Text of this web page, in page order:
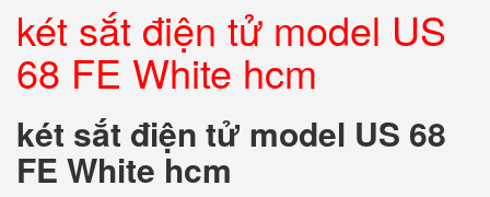
két sắt điện tử model US
68 FE White hcm
két sắt điện tử model US 68
FE White hcm